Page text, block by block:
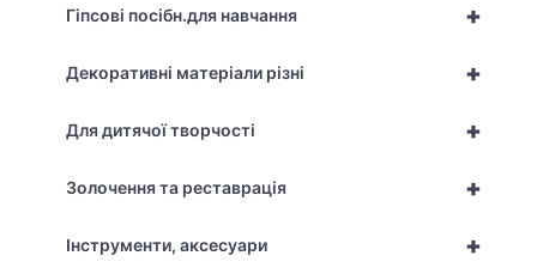
+
Гіпсові посібн.для навчання
+
Декоративні матеріали різні
+
Для дитячої творчості
+
Золочення та реставрація
+
Інструменти, аксесуари